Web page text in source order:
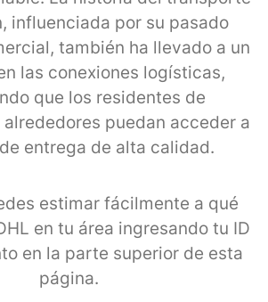
influenciada por su pasado
también ha llevado a un
las conexiones logísticas,
que los residentes de
alrededores puedan acceder a
entrega de alta calidad.
estimar fácilmente a qué
en tu área ingresando tu ID
en la parte superior de esta
página.